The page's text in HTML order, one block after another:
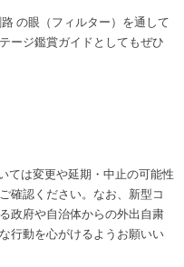
の眼（フィルター）を通して
ージ鑑賞ガイドとしてもぜひ
ては変更や延期・中止の可能性
確認ください。なお、新型コ
政府や自治体からの外出自粛
行動を心がけるようお願いい